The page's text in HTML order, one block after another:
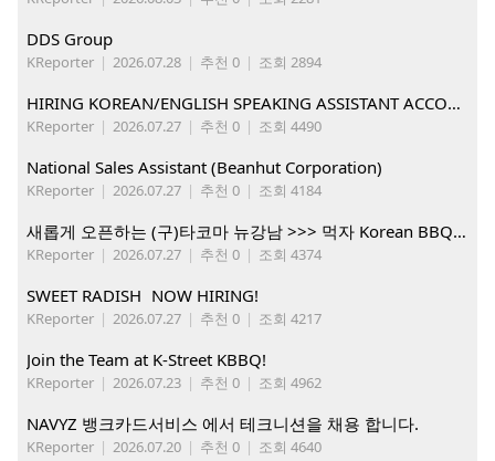
DDS Group
KReporter | 2026.07.28 | 추천 0 | 조회 2894
HIRING KOREAN/ENGLISH SPEAKING ASSISTANT ACCOUNT MANAGER
KReporter | 2026.07.27 | 추천 0 | 조회 4490
National Sales Assistant (Beanhut Corporation)
KReporter | 2026.07.27 | 추천 0 | 조회 4184
새롭게 오픈하는 (구)타코마 뉴강남 >>> 먹자 Korean BBQ 구인중
KReporter | 2026.07.27 | 추천 0 | 조회 4374
SWEET RADISH NOW HIRING!
KReporter | 2026.07.27 | 추천 0 | 조회 4217
Join the Team at K-Street KBBQ!
KReporter | 2026.07.23 | 추천 0 | 조회 4962
NAVYZ 뱅크카드서비스 에서 테크니션을 채용 합니다.
KReporter | 2026.07.20 | 추천 0 | 조회 4640